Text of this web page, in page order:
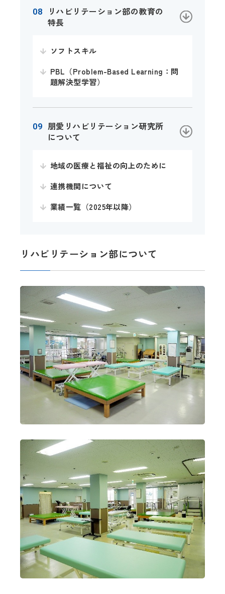
リハビリテーション部の教育の
特長
ソフトスキル
PBL（Problem-Based Learning：問
題解決型学習）
朋愛リハビリテーション研究所
について
地域の医療と福祉の向上のために
連携機関について
業績一覧（2025年以降）
リハビリテーション部について